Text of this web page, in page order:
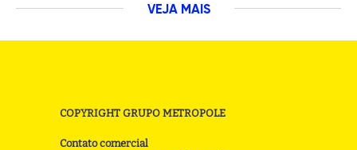
VEJA MAIS
COPYRIGHT GRUPO METROPOLE
Contato comercial